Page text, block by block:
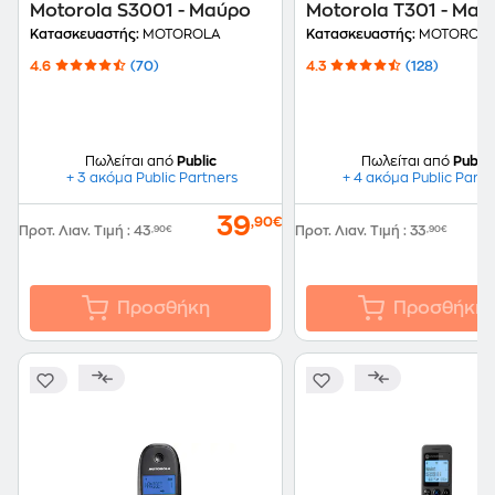
Motorola S3001 - Μαύρο
Κατασκευαστής: MOTOROLA
4.6 (70)
Πωλείται από Public
+ 3 ακόμα Public Partners
Προτ. Λιαν. Τιμή : 43,90€ 39,90€
Προσθήκη
Motorola T301 -
Κατασκευαστής:
4.3 (128)
Πωλείται από Public
+ 4 ακόμα Public
Προτ. Λιαν. Τιμή : 33,90€
Προσθήκη